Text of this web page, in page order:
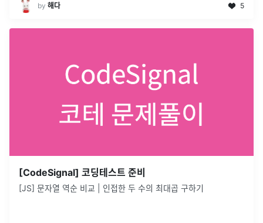
by 해다 5
[CodeSignal] 코딩테스트 준비
[JS] 문자열 역순 비교 | 인접한 두 수의 최대곱 구하기